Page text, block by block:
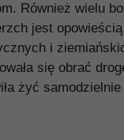
Również wielu
jest
i
się obrać
żyć